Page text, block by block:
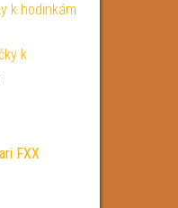
k hodinkám
k
FXX